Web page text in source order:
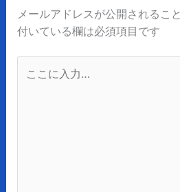
メールアドレスが公開されるこ
付いている欄は必須項目です